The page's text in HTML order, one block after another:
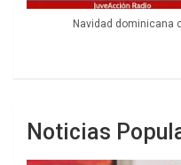
Navidad dominicana
Noticias